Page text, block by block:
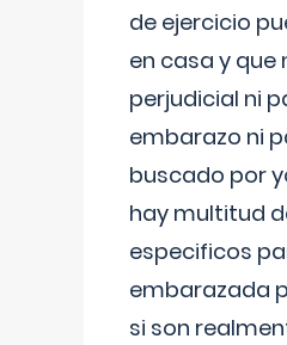
de ejercicio
en casa y que
perjudicial ni
embarazo ni
buscado por
hay multitud
especificos
embarazada
si son